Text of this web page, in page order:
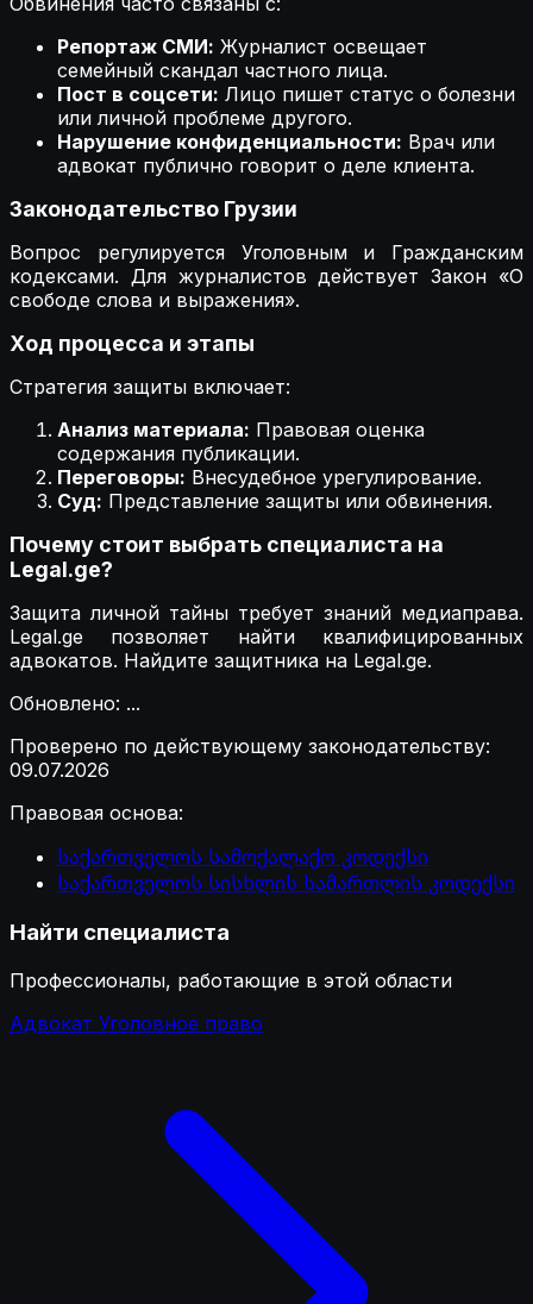
Репортаж СМИ: Журналист освещает
семейный скандал частного лица.
Пост в соцсети: Лицо пишет статус о болезни
или личной проблеме другого.
Нарушение конфиденциальности: Врач или
адвокат публично говорит о деле клиента.
Законодательство Грузии
Вопрос регулируется Уголовным и Гражданским
кодексами. Для журналистов действует Закон «О
свободе слова и выражения».
Ход процесса и этапы
Стратегия защиты включает:
Анализ материала: Правовая оценка
содержания публикации.
Переговоры: Внесудебное урегулирование.
Суд: Представление защиты или обвинения.
Почему стоит выбрать специалиста на
Legal.ge?
Защита личной тайны требует знаний медиаправа.
Legal.ge позволяет найти квалифицированных
адвокатов. Найдите защитника на Legal.ge.
Обновлено: ...
Проверено по действующему законодательству:
09.07.2026
Правовая основа:
საქართველოს სამოქალაქო კოდექსი
საქართველოს სისხლის სამართლის კოდექსი
Найти специалиста
Профессионалы, работающие в этой области
Адвокат Уголовное право